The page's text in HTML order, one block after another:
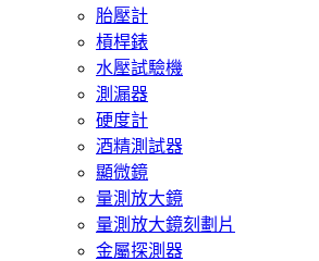
胎壓計
槓桿錶
水壓試驗機
測漏器
硬度計
酒精測試器
顯微鏡
量測放大鏡
量測放大鏡刻劃片
金屬探測器